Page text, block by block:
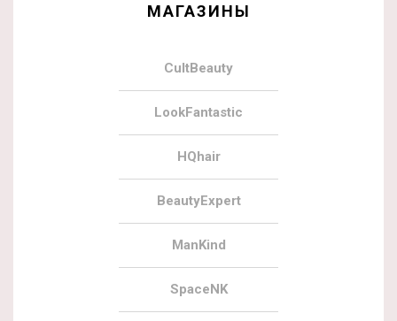
МАГАЗИНЫ
CultBeauty
LookFantastic
HQhair
BeautyExpert
ManKind
SpaceNK